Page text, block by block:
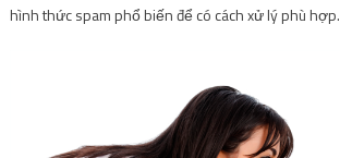
hình thức spam phổ biến để có cách xử lý phù hợp.